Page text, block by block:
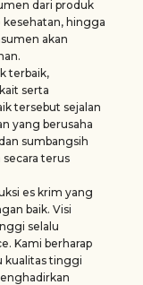
dari produk
hingga
akan
terbaik,
serta
tersebut sejalan
yang berusaha
sumbangsih
secara terus
es krim yang
baik. Visi
selalu
Kami berharap
kualitas tinggi